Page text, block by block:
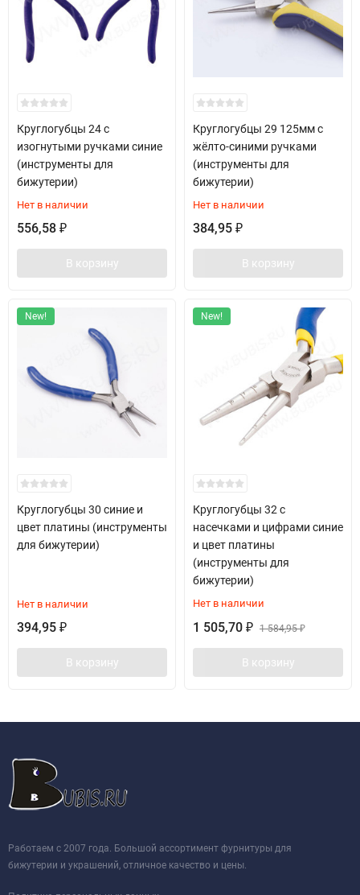
Круглогубцы 24 с
изогнутыми ручками синие
(инструменты для
бижутерии)
Нет в наличии
556,58 ₽
В корзину
Круглогубцы 29 125мм с
жёлто-синими ручками
(инструменты для
бижутерии)
Нет в наличии
384,95 ₽
В корзину
New!
Круглогубцы 30 синие и
цвет платины (инструменты
для бижутерии)
Нет в наличии
394,95 ₽
В корзину
New!
Круглогубцы 32 с
насечками и цифрами синие
и цвет платины
(инструменты для
бижутерии)
Нет в наличии
1 505,70 ₽ 1 584,95₽
В корзину
Работаем с 2007 года. Большой ассортимент фурнитуры для
бижутерии и украшений, отличное качество и цены.